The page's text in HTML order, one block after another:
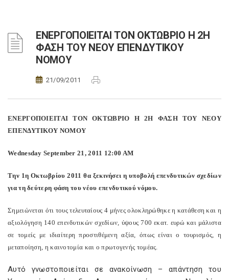
ΕΝΕΡΓΟΠΟΙΕΙΤΑΙ ΤΟΝ ΟΚΤΩΒΡΙΟ Η 2Η
ΦΑΣΗ ΤΟΥ ΝΕΟΥ ΕΠΕΝΔΥΤΙΚΟΥ
ΝΟΜΟΥ
21/09/2011
ΕΝΕΡΓΟΠΟΙΕΙΤΑΙ ΤΟΝ ΟΚΤΩΒΡΙΟ Η 2Η ΦΑΣΗ ΤΟΥ ΝΕΟΥ
ΕΠΕΝΔΥΤΙΚΟΥ ΝΟΜΟΥ
Wednesday September 21, 2011 12:00 AM
Tην 1η Οκτωβρίου 2011 θα ξεκινήσει η υποβολή επενδυτικών σχεδίων
για τη δεύτερη φάση του νέου επενδυτικού νόμου.
Σημειώνεται ότι τους τελευταίους 4 μήνες ολοκληρώθηκε η κατάθεση και η
αξιολόγηση 140 επενδυτικών σχεδίων, ύψους 700 εκατ. ευρώ και μάλιστα
σε τομείς με ιδιαίτερη προστιθέμενη αξία, όπως είναι ο τουρισμός, η
μεταποίηση, η καινοτομία και ο πρωτογενής τομέας.
Αυτό γνωστοποιείται σε ανακοίνωση – απάντηση του